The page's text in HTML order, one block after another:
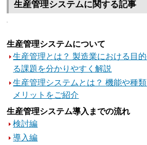
生産管理システムに関する記事
生産管理システムについて
生産管理とは？ 製造業における目
る課題を分かりやすく解説
生産管理システムとは？ 機能や種
メリットをご紹介
生産管理システム導入までの流れ
検討編
導入編